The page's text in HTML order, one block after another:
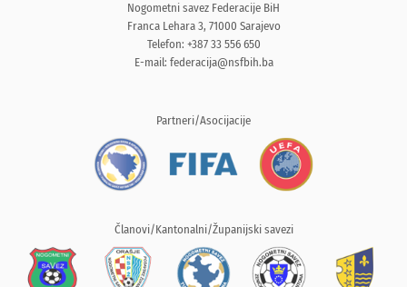
Nogometni savez Federacije BiH
Franca Lehara 3, 71000 Sarajevo
Telefon: +387 33 556 650
E-mail: federacija@nsfbih.ba
Partneri/Asocijacije
Članovi/Kantonalni/Županijski savezi